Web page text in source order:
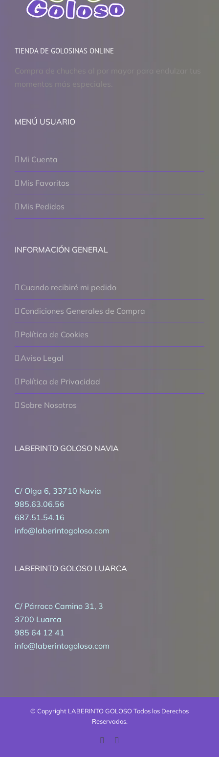
TIENDA DE GOLOSINAS ONLINE
Compra de chuches al por mayor para endulzar tus
momentos más especiales.
MENÚ USUARIO
Mi Cuenta
Mis Favoritos
Mis Pedidos
INFORMACIÓN GENERAL
Cuando recibiré mi pedido
Condiciones Generales de Compra
Política de Cookies
Aviso Legal
Política de Privacidad
Sobre Nosotros
LABERINTO GOLOSO NAVIA
C/ Olga 6, 33710 Navia
985.63.06.56
687.51.54.16
info@laberintogoloso.com
LABERINTO GOLOSO LUARCA
C/ Párroco Camino 31, 3
3700 Luarca
985 64 12 41
info@laberintogoloso.com
© Copyright LABERINTO GOLOSO Todos los Derechos
Reservados.
Facebook